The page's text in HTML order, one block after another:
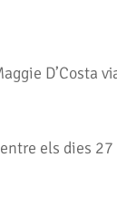
D’Costa
els dies